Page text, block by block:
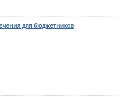
для бюджетников